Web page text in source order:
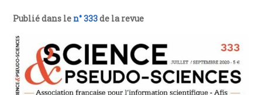
Publié dans le n° 333de la revue